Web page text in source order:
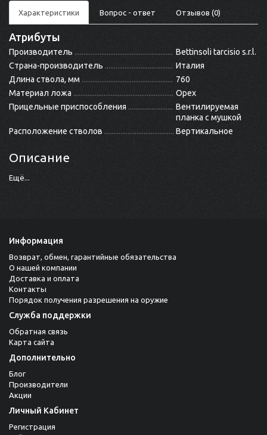
Характеристики Вопрос - ответ Отзывов (0)
Атрибуты
Производитель
Bettinsoli tarcisio s.r.l.
Страна-производитель
Италия
Длина ствола, мм
760
Материал ложа
Орех
Прицельные приспособления
Вентилируемая
планка с мушкой
Расположение стволов
Вертикальное
Описание
Ещё...
Информация
Возврат, обмен, гарантийные обязательства
О нашей компании
Доставка и оплата
Контакты
Порядок получения разрешения на оружие
Служба поддержки
Обратная связь
Карта сайта
Дополнительно
Блог
Производители
Акции
Личный Кабинет
Регистрация